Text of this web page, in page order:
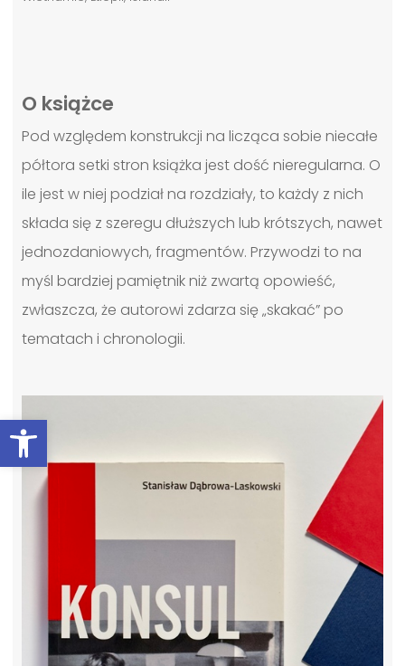
Otwórz pasek narzędzi
O książce
Pod względem konstrukcji na licząca sobie niecałe
półtora setki stron książka jest dość nieregularna. O
ile jest w niej podział na rozdziały, to każdy z nich
składa się z szeregu dłuższych lub krótszych, nawet
jednozdaniowych, fragmentów. Przywodzi to na
myśl bardziej pamiętnik niż zwartą opowieść,
zwłaszcza, że autorowi zdarza się „skakać” po
tematach i chronologii.